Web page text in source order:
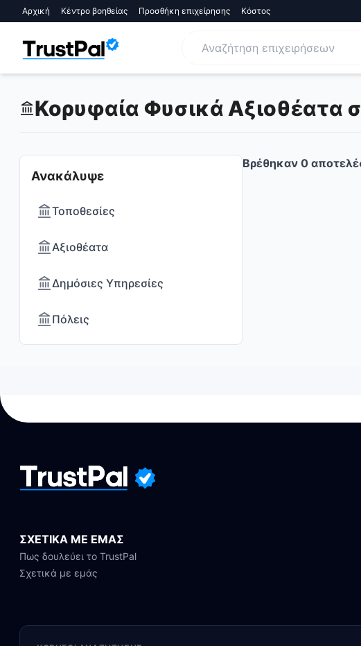
Αρχική Κέντρο βοηθείας Προσθήκη επιχείρησης Κόστος
Κορυφαία Φυσικά Αξιοθέατα
Ανακάλυψε
Τοποθεσίες
Αξιοθέατα
Δημόσιες Υπηρεσίες
Πόλεις
Βρέθηκαν 0
ΣΧΕΤΙΚΑ ΜΕ ΕΜΑΣ
Πως δουλεύει το TrustPal
Σχετικά με εμάς